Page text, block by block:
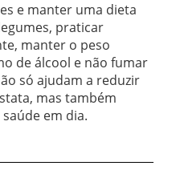
e manter uma dieta
praticar
manter o peso
de álcool e não fumar
só ajudam a reduzir
mas também
em dia.